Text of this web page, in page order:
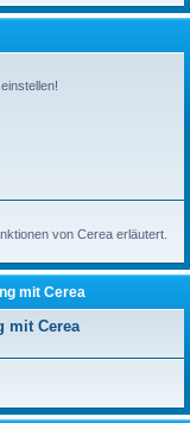
von Cerea erläutert.
mit Cerea
mit Cerea